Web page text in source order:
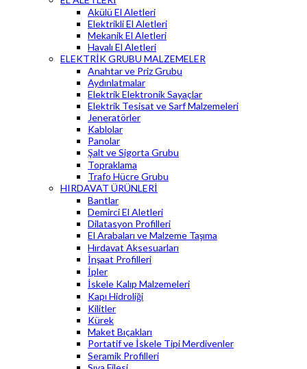
Akülü El Aletleri
Elektrikli El Aletleri
Mekanik El Aletleri
Havalı El Aletleri
ELEKTRİK GRUBU MALZEMELER
Anahtar ve Priz Grubu
Aydınlatmalar
Elektrik Elektronik Sayaçlar
Elektrik Tesisat ve Sarf Malzemeleri
Jeneratörler
Kablolar
Panolar
Şalt ve Sigorta Grubu
Topraklama
Trafo Hücre Grubu
HIRDAVAT ÜRÜNLERİ
Bantlar
Demirci El Aletleri
Dilatasyon Profilleri
El Arabaları ve Malzeme Taşıma
Hırdavat Aksesuarları
İnşaat Profilleri
İpler
İskele Kalıp Malzemeleri
Kapı Hidroliği
Kilitler
Kürek
Maket Bıçakları
Portatif ve İskele Tipi Merdivenler
Seramik Profilleri